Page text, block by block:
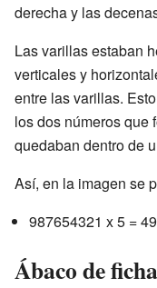
derecha y las
Las varillas estaban
verticales y
entre las varillas.
los dos números que
quedaban dentro de
Así, en la imagen se
987654321 x 5 =
Ábaco de